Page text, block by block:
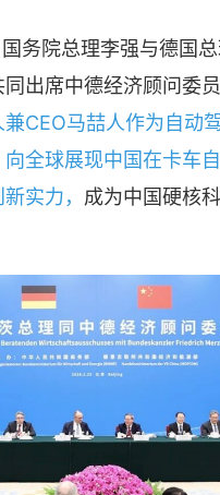
务院总理李强与德国
出席中德经济顾问委员
CEO马喆人作为自动
全球展现中国在卡车
实力， 成为中国硬核